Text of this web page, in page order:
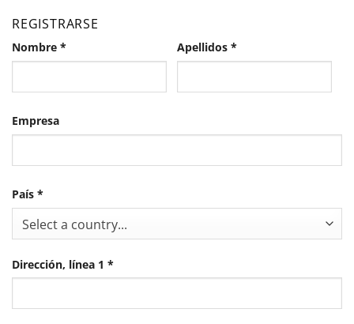
REGISTRARSE
Nombre * Apellidos *
Empresa
País *
Select a country...
Dirección, línea 1 *